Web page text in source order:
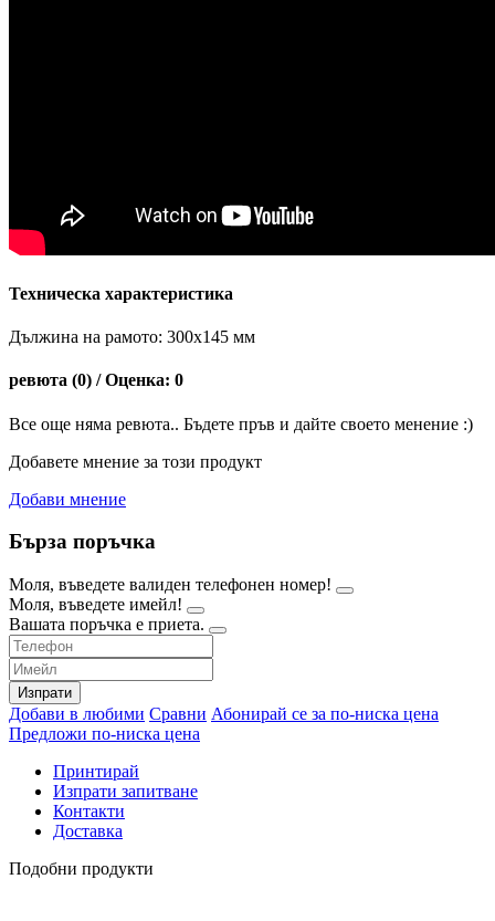
Техническа характеристика
Дължина на рамото: 300х145 мм
ревюта (0) / Оценка: 0
Все още няма ревюта.. Бъдете пръв и дайте своето менение :)
Добавете мнение за този продукт
Добави мнение
Бърза поръчка
Моля, въведете валиден телефонен номер!
Моля, въведете имейл!
Вашата поръчка е приета.
Изпрати
Добави в любими Сравни Абонирай се за по-ниска цена
Предложи по-ниска цена
Принтирай
Изпрати запитване
Контакти
Доставка
Подобни продукти